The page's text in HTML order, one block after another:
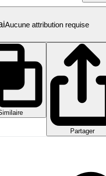
Aucune attribution requise
Partager